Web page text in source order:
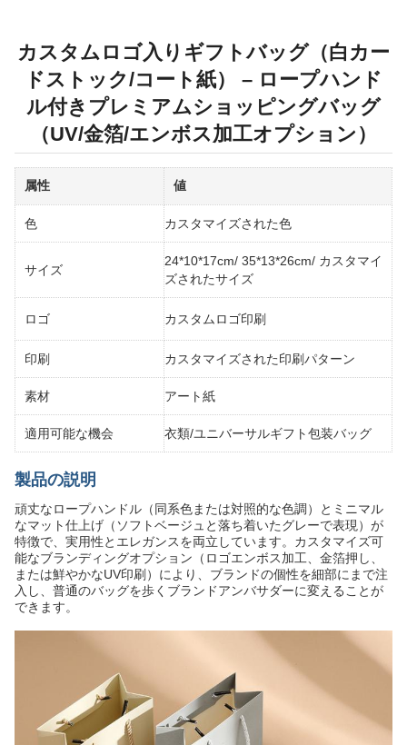
カスタムロゴ入りギフトバッグ（白カー
ドストック/コート紙） – ロープハンド
ル付きプレミアムショッピングバッグ
（UV/金箔/エンボス加工オプション）
属性 値
色 カスタマイズされた色
サイズ
24*10*17cm/ 35*13*26cm/ カスタマイ
ズされたサイズ
ロゴ カスタムロゴ印刷
印刷 カスタマイズされた印刷パターン
素材 アート紙
適用可能な機会 衣類/ユニバーサルギフト包装バッグ
製品の説明
頑丈なロープハンドル（同系色または対照的な色調）とミニマル
なマット仕上げ（ソフトベージュと落ち着いたグレーで表現）が
特徴で、実用性とエレガンスを両立しています。カスタマイズ可
能なブランディングオプション（ロゴエンボス加工、金箔押し、
または鮮やかなUV印刷）により、ブランドの個性を細部にまで注
入し、普通のバッグを歩くブランドアンバサダーに変えることが
できます。